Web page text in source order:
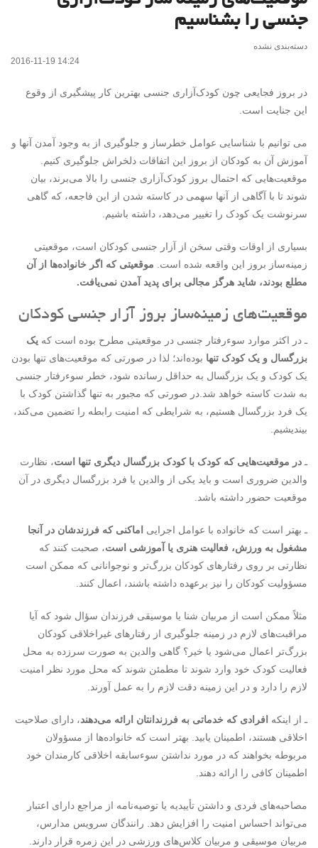
جنسی را بشناسیم
دسته‌بندی نشده
2016-11-19 14:24
در بروز فجایعی چون کودک‌­آزاری جنسی بهترین کار پیشگیری از وقوع
این جنایت است.
می توانیم با شناسایی عوامل خطرساز و جلوگیری از به وجود آمدن آنها و
آموزش آن به کودکان از بروز این اتفاقات دلخراش جلوگیری کنیم.
موقعیت­‌هایی که احتمال بروز کودک‌­آزاری جنسی را بالا می­‌برند، بیان
شوند تا با آگاهی از آنها سهمی در کاسته شدن از این فاجعه، که گاهی
سرنوشت یک کودک را تغییر می‌­دهد، داشته باشیم.
بسیاری از اوقات وقتی سخن از آزار جنسی کودکان است، موقعیتی
زمینه‌­ساز بروز این واقعه شده است. موقعیتی که اگر خانواده‌­ها از آن
مطلع بودند، شاید هرگز مجالی برای پدید آمدن نمی‌یافت.
موقعیت‌های زمینه‌ساز بروز آزار جنسی کودکان
ـ در اکثر موارد سوءرفتار جنسی در موقعیتی مطرح بوده است که یک
بزرگسال و یک کودک تنها بوده‌­اند؛ لذا در صورتی ­که موقعیت‌­های تنها بودن
یک کودک و یک بزرگسال به حداقل رسانده شود، خطر سوءرفتار جنسی
به شدت کاسته خواهد شد.در صورتی­ که مجبور به تنها گذاشتن کودک با
یک فرد بزرگسال هستیم، به شرایطی که امنیت رابطه را تضمین می­‌کند،
بیندیشیم.
ـ در موقعیت­‌هایی که کودک با کودک بزرگسال دیگری تنها است، نظارت
والدین ضروری است و باید یکی از والدین یا فرد بزرگسال دیگری در آن
موقعیت حضور داشته باشد.
ـ بهتر است که خانواده با عوامل اجرایی اماکنی که فرزندشان در آنجا
مشغول به ورزش، فعالیت هنری یا آموزشی است، صحبت کنند که
نظارتی بر روی رفتارهای کودکان بزرگ‌تر و نوجوانانی که ممکن است
مسؤولیت کودکان را نیز برعهده داشته باشند، اعمال کنند.
مثلاً ممکن است از مربیان شنا یا موسیقی فرزندان سؤال شود که آیا
مراقبت­‌های لازم در زمینه­ جلوگیری از رفتارهای غیراخلاقی کودکان
بزرگ‌تر اعمال می­‌شود یا خیر؟ گاهی والدین به صورت سرزده به محل
فعالیت کودک خود وارد شوند تا مطمئن شوند که محل مورد نظر امنیت
لازم را دارد و در این زمینه دقت لازم را به عمل آورند.
ـ از اینکه افرادی که خدماتی به فرزندانتان ارائه می‌­دهند، دارای صلاحیت
اخلاقی هستند، اطمینان یابید. بهتر است که خانواده‌­ها از مسؤولان
مربوطه بخواهند که در مورد نداشتن سوءسابقه اخلاقی کارمندان خود
اطمینان کافی را ارائه دهند.
مصاحبه­‌های فردی و داشتن تأییدیه یا توصیه‌­نامه از مراجع دارای اعتبار
می‌­تواند احساس امنیت را افزایش دهد. رانندگان سرویس مدارس،
مربیان موسیقی و مربیان کلاس­‌های ورزشی در این زمره قرار دارند.